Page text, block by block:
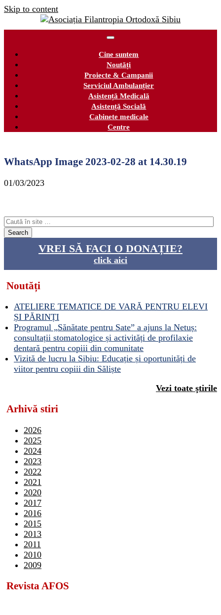
Skip to content
Cine suntem
Noutăți
Proiecte & Campanii
Serviciul Ambulanțier
Asistență Medicală
Asistență Socială
Cabinete medicale
Centre
WhatsApp Image 2023-02-28 at 14.30.19
01/03/2023
VREI SĂ FACI O DONAȚIE?
click aici
Noutăți
ATELIERE TEMATICE DE VARĂ PENTRU ELEVI
ȘI PĂRINȚI
Programul „Sănătate pentru Sate” a ajuns la Netuș:
consultații stomatologice și activități de profilaxie
dentară pentru copiii din comunitate
Vizită de lucru la Sibiu: Educație și oportunități de
viitor pentru copiii din Săliște
Vezi toate ştirile
Arhivă stiri
2026
2025
2024
2023
2022
2021
2020
2017
2016
2015
2013
2011
2010
2009
Revista AFOS